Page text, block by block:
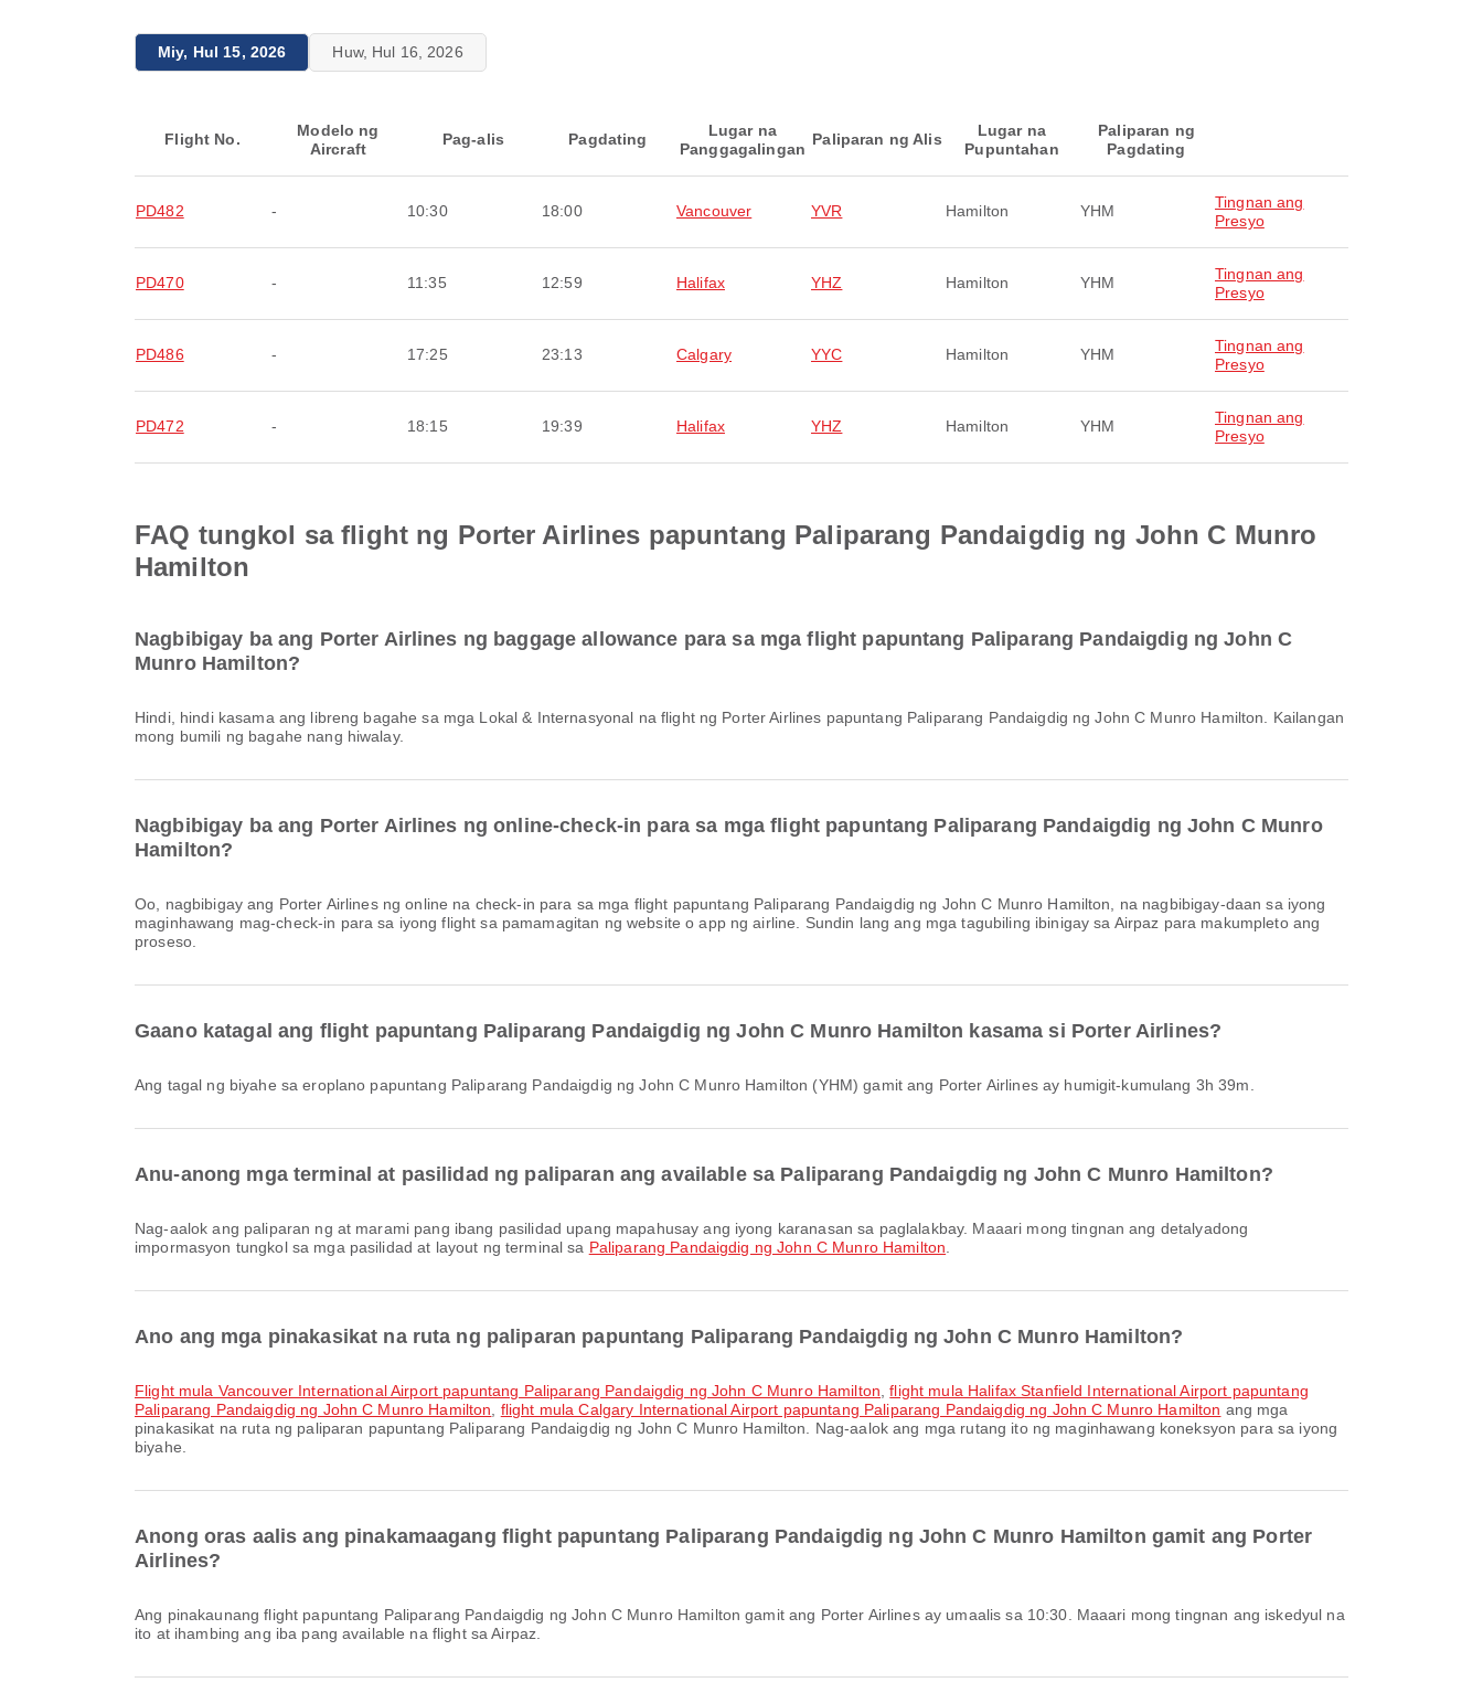
Miy, Hul 15, 2026 Huw, Hul 16, 2026
Flight No.
Modelo ng
Aircraft
Pag-alis Pagdating
Lugar na
Panggagalingan
Paliparan ng Alis
Lugar na
Pupuntahan
Paliparan ng
Pagdating
PD482 - 10:30 18:00 Vancouver YVR Hamilton YHM
Tingnan ang
Presyo
PD470 - 11:35 12:59 Halifax YHZ Hamilton YHM
Tingnan ang
Presyo
PD486 - 17:25 23:13 Calgary YYC Hamilton YHM
Tingnan ang
Presyo
PD472 - 18:15 19:39 Halifax YHZ Hamilton YHM
Tingnan ang
Presyo
FAQ tungkol sa flight ng Porter Airlines papuntang Paliparang Pandaigdig ng John C Munro
Hamilton
Nagbibigay ba ang Porter Airlines ng baggage allowance para sa mga flight papuntang Paliparang Pandaigdig ng John C
Munro Hamilton?
Hindi, hindi kasama ang libreng bagahe sa mga Lokal & Internasyonal na flight ng Porter Airlines papuntang Paliparang Pandaigdig ng John C Munro Hamilton. Kailangan
mong bumili ng bagahe nang hiwalay.
Nagbibigay ba ang Porter Airlines ng online-check-in para sa mga flight papuntang Paliparang Pandaigdig ng John C Munro
Hamilton?
Oo, nagbibigay ang Porter Airlines ng online na check-in para sa mga flight papuntang Paliparang Pandaigdig ng John C Munro Hamilton, na nagbibigay-daan sa iyong
maginhawang mag-check-in para sa iyong flight sa pamamagitan ng website o app ng airline. Sundin lang ang mga tagubiling ibinigay sa Airpaz para makumpleto ang
proseso.
Gaano katagal ang flight papuntang Paliparang Pandaigdig ng John C Munro Hamilton kasama si Porter Airlines?
Ang tagal ng biyahe sa eroplano papuntang Paliparang Pandaigdig ng John C Munro Hamilton (YHM) gamit ang Porter Airlines ay humigit-kumulang 3h 39m.
Anu-anong mga terminal at pasilidad ng paliparan ang available sa Paliparang Pandaigdig ng John C Munro Hamilton?
Nag-aalok ang paliparan ng at marami pang ibang pasilidad upang mapahusay ang iyong karanasan sa paglalakbay. Maaari mong tingnan ang detalyadong
impormasyon tungkol sa mga pasilidad at layout ng terminal sa Paliparang Pandaigdig ng John C Munro Hamilton
Ano ang mga pinakasikat na ruta ng paliparan papuntang Paliparang Pandaigdig ng John C Munro Hamilton?
flight mula Vancouver International Airport papuntang Paliparang Pandaigdig ng John C Munro Hamilton ,flight mula Halifax Stanfield International Airport papuntang
Paliparang Pandaigdig ng John C Munro Hamilton
flight mula Calgary International Airport papuntang Paliparang Pandaigdig ng John C Munro Hamilton ang mga
pinakasikat na ruta ng paliparan papuntang Paliparang Pandaigdig ng John C Munro Hamilton. Nag-aalok ang mga rutang ito ng maginhawang koneksyon para sa iyong
biyahe.
Anong oras aalis ang pinakamaagang flight papuntang Paliparang Pandaigdig ng John C Munro Hamilton gamit ang Porter
Airlines?
Ang pinakaunang flight papuntang Paliparang Pandaigdig ng John C Munro Hamilton gamit ang Porter Airlines ay umaalis sa 10:30. Maaari mong tingnan ang iskedyul na
ito at ihambing ang iba pang available na flight sa Airpaz.